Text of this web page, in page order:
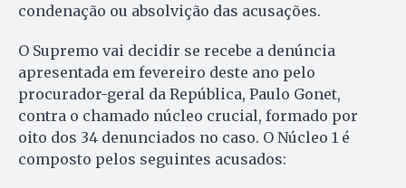
condenação ou absolvição das acusações.
O Supremo vai decidir se recebe a denúncia
apresentada em fevereiro deste ano pelo
procurador-geral da República, Paulo Gonet,
contra o chamado núcleo crucial, formado por
oito dos 34 denunciados no caso. O Núcleo 1 é
composto pelos seguintes acusados: